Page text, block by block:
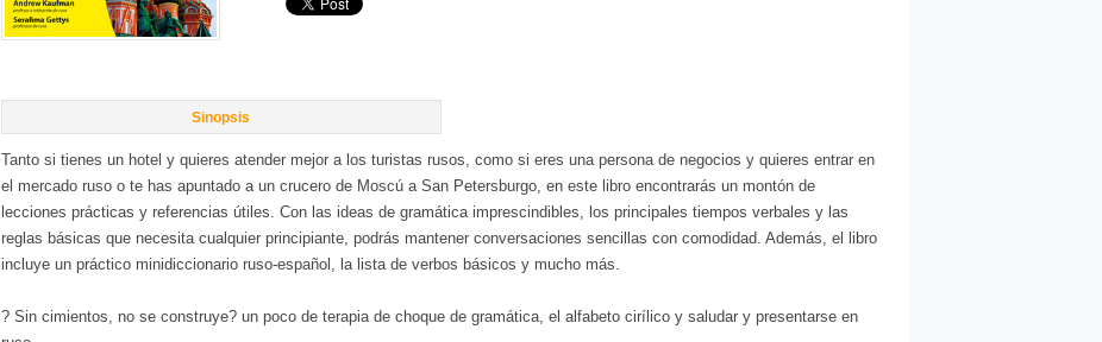
Sinopsis
Tanto si tienes un hotel y quieres atender mejor a los turistas rusos, como si eres una persona de negocios y quieres entrar en
el mercado ruso o te has apuntado a un crucero de Moscú a San Petersburgo, en este libro encontrarás un montón de
lecciones prácticas y referencias útiles. Con las ideas de gramática imprescindibles, los principales tiempos verbales y las
reglas básicas que necesita cualquier principiante, podrás mantener conversaciones sencillas con comodidad. Además, el libro
incluye un práctico minidiccionario ruso-español, la lista de verbos básicos y mucho más.
? Sin cimientos, no se construye? un poco de terapia de choque de gramática, el alfabeto cirílico y saludar y presentarse en